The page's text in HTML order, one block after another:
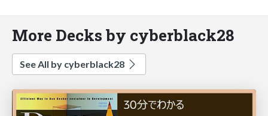
More Decks by cyberblack28
See All by cyberblack28